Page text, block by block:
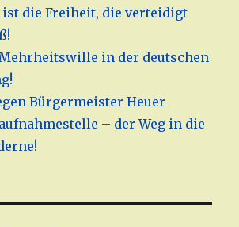
ist die Freiheit, die verteidigt
in der deutschen
Bürgermeister Heuer
– der Weg in die